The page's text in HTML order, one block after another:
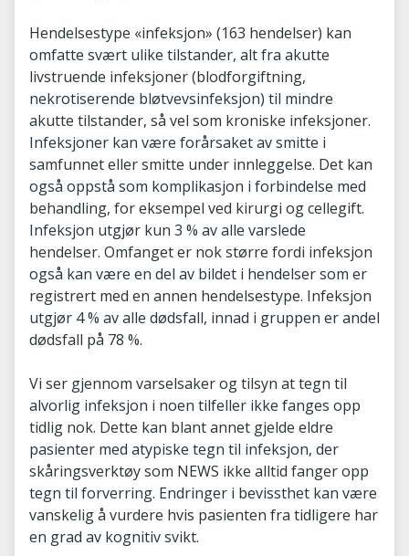
Hendelsestype «infeksjon» (163 hendelser) kan
omfatte svært ulike tilstander, alt fra akutte
livstruende infeksjoner (blodforgiftning,
nekrotiserende bløtvevsinfeksjon) til mindre
akutte tilstander, så vel som kroniske infeksjoner.
Infeksjoner kan være forårsaket av smitte i
samfunnet eller smitte under innleggelse. Det kan
også oppstå som komplikasjon i forbindelse med
behandling, for eksempel ved kirurgi og cellegift.
Infeksjon utgjør kun 3 % av alle varslede
hendelser. Omfanget er nok større fordi infeksjon
også kan være en del av bildet i hendelser som er
registrert med en annen hendelsestype. Infeksjon
utgjør 4 % av alle dødsfall, innad i gruppen er andel
dødsfall på 78 %.
Vi ser gjennom varselsaker og tilsyn at tegn til
alvorlig infeksjon i noen tilfeller ikke fanges opp
tidlig nok. Dette kan blant annet gjelde eldre
pasienter med atypiske tegn til infeksjon, der
skåringsverktøy som NEWS ikke alltid fanger opp
tegn til forverring. Endringer i bevissthet kan være
vanskelig å vurdere hvis pasienten fra tidligere har
en grad av kognitiv svikt.